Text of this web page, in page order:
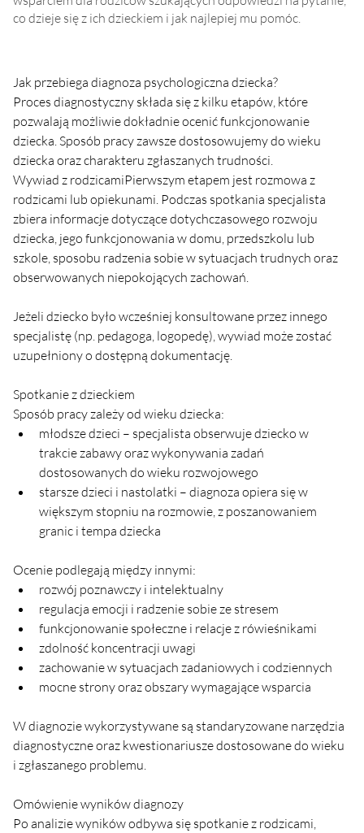
co dzieje się z ich dzieckiem i jak najlepiej mu pomóc.
Jak przebiega diagnoza psychologiczna dziecka?
Proces diagnostyczny składa się z kilku etapów, które
pozwalają możliwie dokładnie ocenić funkcjonowanie
dziecka. Sposób pracy zawsze dostosowujemy do wieku
dziecka oraz charakteru zgłaszanych trudności.
Wywiad z rodzicamiPierwszym etapem jest rozmowa z
rodzicami lub opiekunami. Podczas spotkania specjalista
zbiera informacje dotyczące dotychczasowego rozwoju
dziecka, jego funkcjonowania w domu, przedszkolu lub
szkole, sposobu radzenia sobie w sytuacjach trudnych oraz
obserwowanych niepokojących zachowań.
Jeżeli dziecko było wcześniej konsultowane przez innego
specjalistę (np. pedagoga, logopedę), wywiad może zostać
uzupełniony o dostępną dokumentację.
Spotkanie z dzieckiem
Sposób pracy zależy od wieku dziecka:
młodsze dzieci – specjalista obserwuje dziecko w
trakcie zabawy oraz wykonywania zadań
dostosowanych do wieku rozwojowego
starsze dzieci i nastolatki – diagnoza opiera się w
większym stopniu na rozmowie, z poszanowaniem
granic i tempa dziecka
Ocenie podlegają między innymi:
rozwój poznawczy i intelektualny
regulacja emocji i radzenie sobie ze stresem
funkcjonowanie społeczne i relacje z rówieśnikami
zdolność koncentracji uwagi
zachowanie w sytuacjach zadaniowych i codziennych
mocne strony oraz obszary wymagające wsparcia
W diagnozie wykorzystywane są standaryzowane narzędzia
diagnostyczne oraz kwestionariusze dostosowane do wieku
i zgłaszanego problemu.
Omówienie wyników diagnozy
Po analizie wyników odbywa się spotkanie z rodzicami,